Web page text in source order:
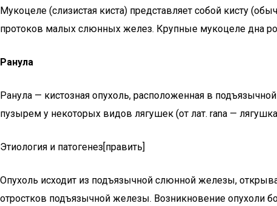
Мукоцеле (слизистая киста) представляет собой кисту
протоков малых слюнных желез. Крупные мукоцеле дна
Ранула
Ранула — кистозная опухоль, расположенная в
пузырем у некоторых видов лягушек (от лат. rana —
Этиология и патогенез[править]
Опухоль исходит из подъязычной слюнной железы,
отростков подъязычной железы. Возникновение опухоли